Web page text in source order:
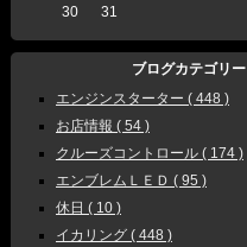
30
31
ブログカテゴリー
エンジンスターター ( 448 )
お店情報 ( 54 )
クルーズコントロール ( 174 )
エンブレムＬＥＤ ( 95 )
休日 ( 10 )
イカリング ( 448 )